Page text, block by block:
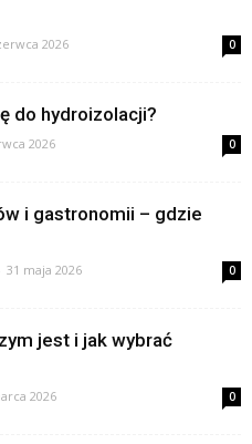
2026 0
do hydroizolacji?
2026 0
i gastronomii – gdzie
31 maja 2026 0
jest i jak wybrać
2026 0